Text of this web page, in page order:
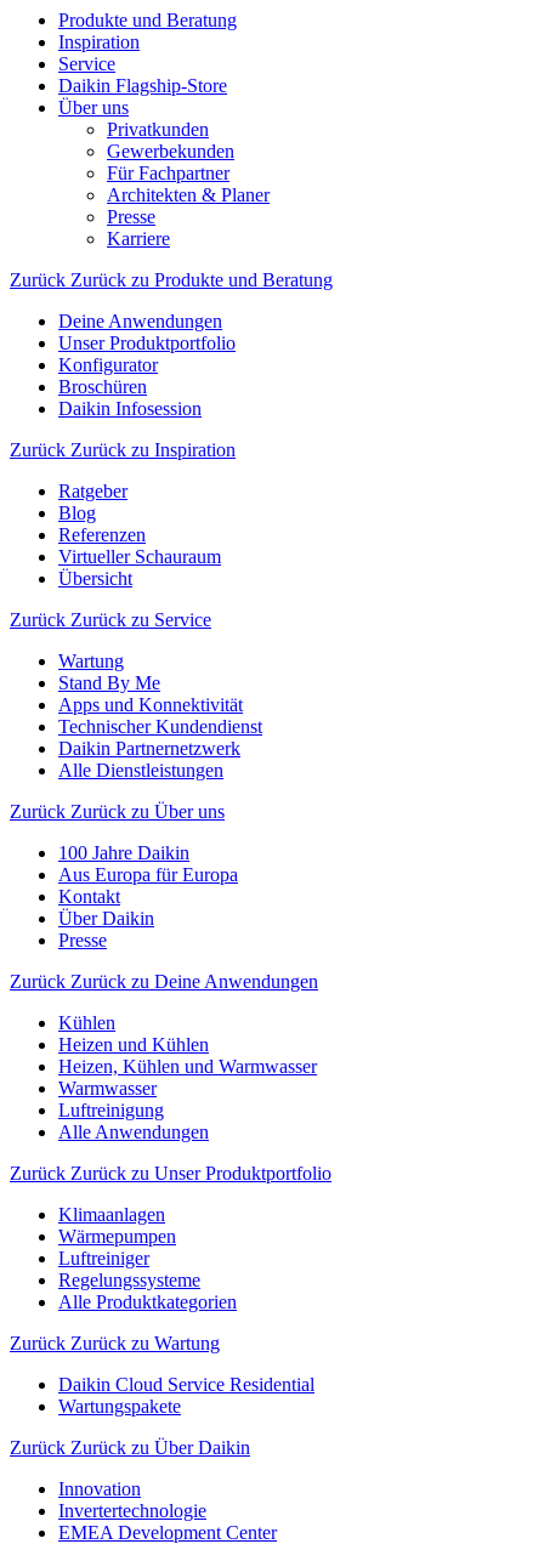
Produkte und Beratung
Inspiration
Service
Daikin Flagship-Store
Über uns
Privatkunden
Gewerbekunden
Für Fachpartner
Architekten & Planer
Presse
Karriere
Zurück Zurück zu Produkte und Beratung
Deine Anwendungen
Unser Produktportfolio
Konfigurator
Broschüren
Daikin Infosession
Zurück Zurück zu Inspiration
Ratgeber
Blog
Referenzen
Virtueller Schauraum
Übersicht
Zurück Zurück zu Service
Wartung
Stand By Me
Apps und Konnektivität
Technischer Kundendienst
Daikin Partnernetzwerk
Alle Dienstleistungen
Zurück Zurück zu Über uns
100 Jahre Daikin
Aus Europa für Europa
Kontakt
Über Daikin
Presse
Zurück Zurück zu Deine Anwendungen
Kühlen
Heizen und Kühlen
Heizen, Kühlen und Warmwasser
Warmwasser
Luftreinigung
Alle Anwendungen
Zurück Zurück zu Unser Produktportfolio
Klimaanlagen
Wärmepumpen
Luftreiniger
Regelungssysteme
Alle Produktkategorien
Zurück Zurück zu Wartung
Daikin Cloud Service Residential
Wartungspakete
Zurück Zurück zu Über Daikin
Innovation
Invertertechnologie
EMEA Development Center